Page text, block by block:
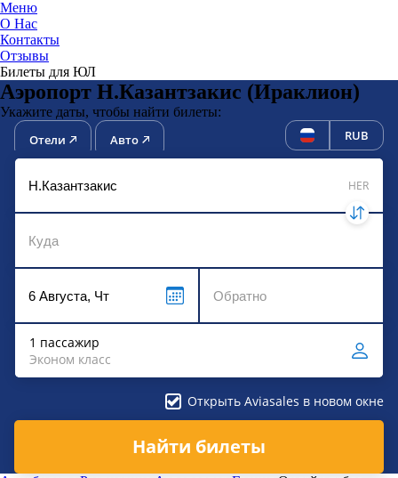
Меню
О Нас
Контакты
Отзывы
Билеты для ЮЛ
Аэропорт Н.Казантзакис (Ираклион)
Укажите даты, чтобы найти билеты:
Отели Авто RUB
HER
1 пассажир
Эконом класс
Открыть Aviasales в новом окне
Найти билеты